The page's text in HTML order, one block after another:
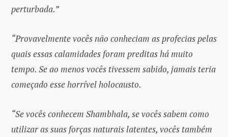
perturbada.”
“Provavelmente vocês não conheciam as profecias pelas
quais essas calamidades foram preditas há muito
tempo. Se ao menos vocês tivessem sabido, jamais teria
começado esse horrível holocausto.
“Se vocês conhecem Shambhala, se vocês sabem como
utilizar as suas forças naturais latentes, vocês também